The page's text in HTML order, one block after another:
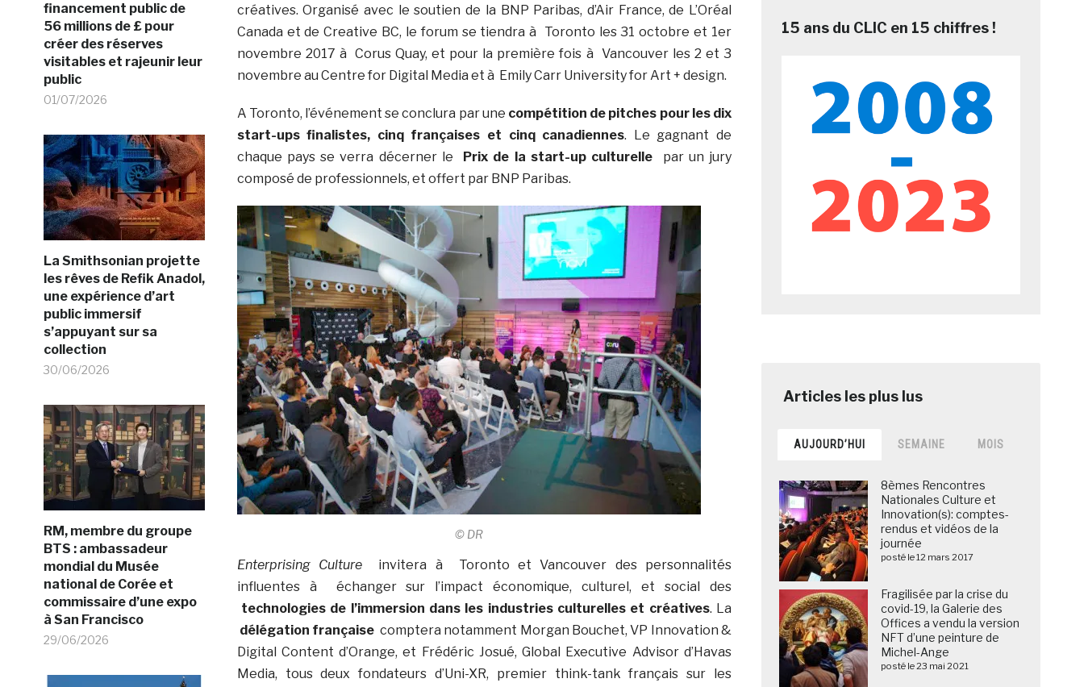
financement public de
56 millions de £ pour
créer des réserves
visitables et rajeunir leur
public
01/07/2026
La Smithsonian projette
les rêves de Refik Anadol,
une expérience d’art
public immersif
s’appuyant sur sa
collection
30/06/2026
RM, membre du groupe
BTS : ambassadeur
mondial du Musée
national de Corée et
commissaire d’une expo
à San Francisco
29/06/2026
créatives. Organisé avec le soutien de la BNP Paribas, d’Air France, de L’Oréal
Canada et de Creative BC, le forum se tiendra à Toronto les 31 octobre et 1er
novembre 2017 à Corus Quay, et pour la première fois à Vancouver les 2 et 3
novembre au Centre for Digital Media et à Emily Carr University for Art + design.
A Toronto, l’événement se conclura par une compétition de pitches pour les dix
start-ups finalistes, cinq françaises et cinq canadiennes. Le gagnant de
chaque pays se verra décerner le Prix de la start-up culturelle par un jury
composé de professionnels, et offert par BNP Paribas.
© DR
Enterprising Cultureinvitera à Toronto et Vancouver des personnalités
influentes à échanger sur l’impact économique, culturel, et social des
technologies de l’immersion dans les industries culturelles et créatives. La
délégation française comptera notamment Morgan Bouchet, VP Innovation &
Digital Content d’Orange, et Frédéric Josué, Global Executive Advisor d’Havas
Media, tous deux fondateurs d’Uni-XR, premier think-tank français sur les
15 ans du CLIC en 15 chiffres !
AUJOURD’HUI SEMAINE MOIS
8èmes Rencontres
Nationales Culture et
Innovation(s): comptes-
rendus et vidéos de la
journée
posté le 12 mars 2017
Fragilisée par la crise du
covid-19, la Galerie des
Offices a vendu la version
NFT d’une peinture de
Michel-Ange
posté le 23 mai 2021